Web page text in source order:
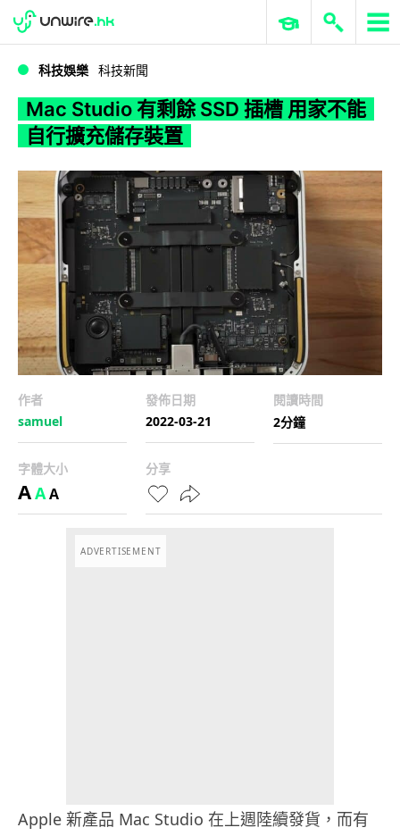
WWDC 2026 ERP 與商業 AI
科技娛樂 科技新聞
Mac Studio 有剩餘 SSD 插槽 用家不能
自行擴充儲存裝置
作者
samuel
發佈日期
2022-03-21
閱讀時間
2分鐘
字體大小
AAA
分享
ADVERTISEMENT
Apple 新產品 Mac Studio 在上週陸續發貨，而有